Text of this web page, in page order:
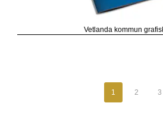
Vetlanda kommun
1 2 3